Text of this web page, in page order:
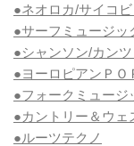
●ネオロカ/サイコ
●サーフミュージッ
●シャンソン/カン
●ヨーロピアンＰＯ
●フォークミュージ
●カントリー＆ウェ
●ルーツテクノ